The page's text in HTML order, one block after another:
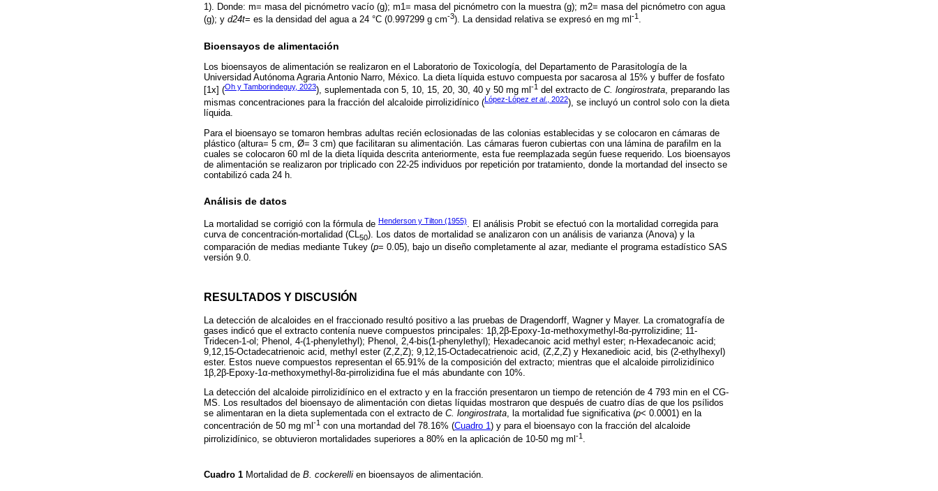
1). Donde: m= masa del picnómetro vacío (g); m1= masa del picnómetro con la muestra (g); m2= masa del picnómetro con agua
(g); y d24t= es la densidad del agua a 24 °C (0.997299 g cm-3). La densidad relativa se expresó en mg ml -1 .
Bioensayos de alimentación
Los bioensayos de alimentación se realizaron en el Laboratorio de Toxicología, del Departamento de Parasitología de la
Universidad Autónoma Agraria Antonio Narro, México. La dieta líquida estuvo compuesta por sacarosa al 15% y buffer de fosfato
[1x] (Oh y Tamborindeguy, 2023), suplementada con 5, 10, 15, 20, 30, 40 y 50 mg ml -1 del extracto de C. longirostrata , preparando las
mismas concentraciones para la fracción del alcaloide pirrolizidínico (López-López et al., 2022), se incluyó un control solo con la dieta
líquida.
Para el bioensayo se tomaron hembras adultas recién eclosionadas de las colonias establecidas y se colocaron en cámaras de
plástico (altura= 5 cm, Ø= 3 cm) que facilitaran su alimentación. Las cámaras fueron cubiertas con una lámina de parafilm en la
cuales se colocaron 60 ml de la dieta líquida descrita anteriormente, esta fue reemplazada según fuese requerido. Los bioensayos
de alimentación se realizaron por triplicado con 22-25 individuos por repetición por tratamiento, donde la mortandad del insecto se
contabilizó cada 24 h.
Análisis de datos
La mortalidad se corrigió con la fórmula de Henderson y Tilton (1955). El análisis Probit se efectuó con la mortalidad corregida para
curva de concentración-mortalidad (CL50). Los datos de mortalidad se analizaron con un análisis de varianza (Anova) y la
comparación de medias mediante Tukey (p= 0.05), bajo un diseño completamente al azar, mediante el programa estadístico SAS
versión 9.0.
RESULTADOS Y DISCUSIÓN
La detección de alcaloides en el fraccionado resultó positivo a las pruebas de Dragendorff, Wagner y Mayer. La cromatografía de
gases indicó que el extracto contenía nueve compuestos principales: 1β,2β-Epoxy-1α-methoxymethyl-8α-pyrrolizidine; 11-
Tridecen-1-ol; Phenol, 4-(1-phenylethyl); Phenol, 2,4-bis(1-phenylethyl); Hexadecanoic acid methyl ester; n-Hexadecanoic acid;
9,12,15-Octadecatrienoic acid, methyl ester (Z,Z,Z); 9,12,15-Octadecatrienoic acid, (Z,Z,Z) y Hexanedioic acid, bis (2-ethylhexyl)
ester. Estos nueve compuestos representan el 65.91% de la composición del extracto; mientras que el alcaloide pirrolizidínico
1β,2β-Epoxy-1α-methoxymethyl-8α-pirrolizidina fue el más abundante con 10%.
La detección del alcaloide pirrolizidínico en el extracto y en la fracción presentaron un tiempo de retención de 4 793 min en el CG-
MS. Los resultados del bioensayo de alimentación con dietas líquidas mostraron que después de cuatro días de que los psílidos
se alimentaran en la dieta suplementada con el extracto de C. longirostrata, la mortalidad fue significativa (p< 0.0001) en la
concentración de 50 mg ml -1 con una mortandad del 78.16% (Cuadro 1) y para el bioensayo con la fracción del alcaloide
pirrolizidínico, se obtuvieron mortalidades superiores a 80% en la aplicación de 10-50 mg ml -1 .
Cuadro 1 Mortalidad de B. cockerelli en bioensayos de alimentación.